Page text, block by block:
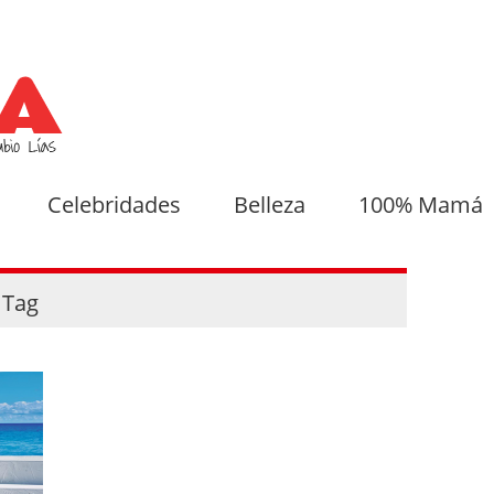
Celebridades Belleza 100% Mamá